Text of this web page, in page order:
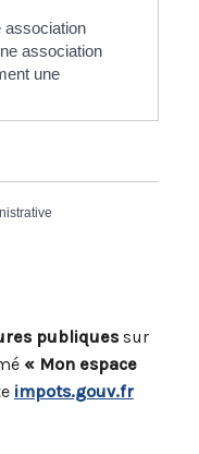
association
association
une
publiquessur
« Mon espace
impots.gouv.fr